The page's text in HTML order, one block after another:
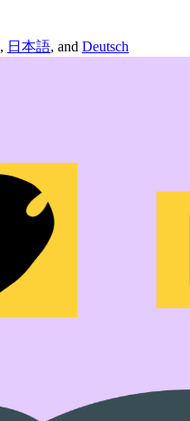
, 日本語, and Deutsch